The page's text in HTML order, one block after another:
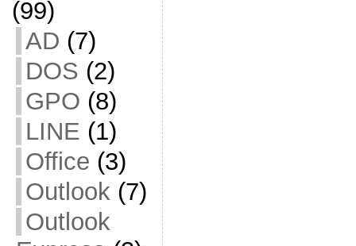
(99)
AD (7)
DOS (2)
GPO (8)
LINE (1)
Office (3)
Outlook(7)
Outlook